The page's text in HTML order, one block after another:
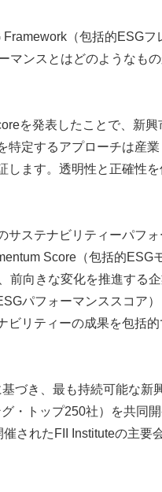
（包括的ESG
マンスとはどのようなも
を発表したことで、新
特定するアプローチは産
します。透明性と正確性
ステナビリティーパフ
Score（包括的ESG
前向きな変化を推進する
パフォーマンススコア
ビリティーの成果を包括
づき、最も持続可能な新
・トップ250社）を共同
されたFII Instituteの主要